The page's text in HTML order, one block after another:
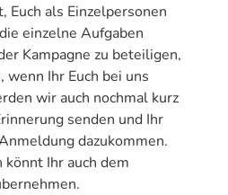
Euch als Einzelpersonen
einzelne Aufgaben
Kampagne zu beteiligen,
Ihr Euch bei uns
wir auch nochmal kurz
senden und Ihr
dazukommen.
Ihr auch dem